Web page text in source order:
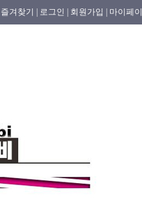
겨찾기 | 로그인 | 회원가입 | 마이페이